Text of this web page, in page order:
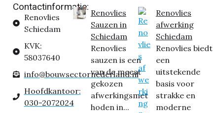
Contactinformatie:
Renovlies
Schiedam
KVK:
58037640
info@bouwsectornederland.nl
Hoofdkantoor:
030-2072024
Renovlies
Sauzen in
Schiedam
Renovlies
sauzen is een
van de meest
gekozen
afwerkingsmet
hoden in...
Renovlies
afwerking
Schiedam
Renovlies biedt
een
uitstekende
basis voor
strakke en
moderne